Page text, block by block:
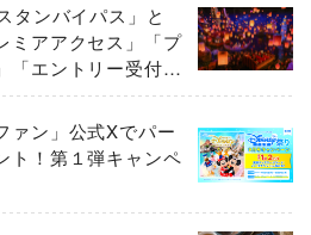
タンバイパス」と
ミアアクセス」「プ
「エントリー受付」
ァン」公式Xでパー
ト！第１弾キャンペ